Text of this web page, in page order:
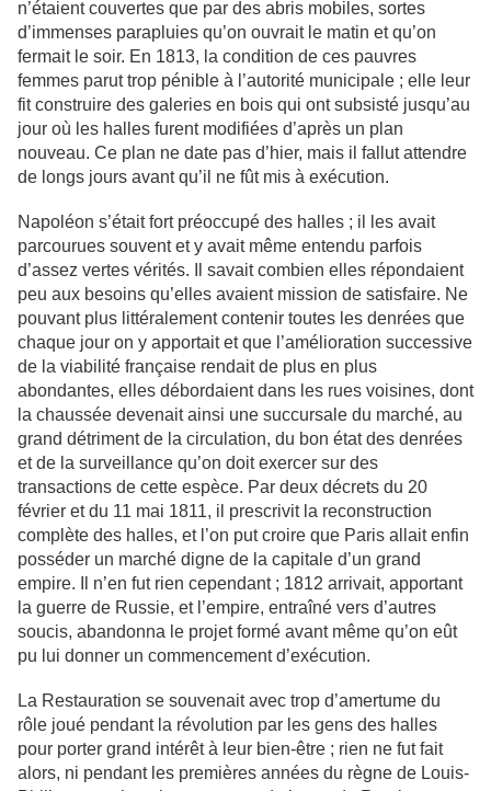
n’étaient couvertes que par des abris mobiles, sortes
d’immenses parapluies qu’on ouvrait le matin et qu’on
fermait le soir. En 1813, la condition de ces pauvres
femmes parut trop pénible à l’autorité municipale ; elle leur
fit construire des galeries en bois qui ont subsisté jusqu’au
jour où les halles furent modifiées d’après un plan
nouveau. Ce plan ne date pas d’hier, mais il fallut attendre
de longs jours avant qu’il ne fût mis à exécution.
Napoléon s’était fort préoccupé des halles ; il les avait
parcourues souvent et y avait même entendu parfois
d’assez vertes vérités. Il savait combien elles répondaient
peu aux besoins qu’elles avaient mission de satisfaire. Ne
pouvant plus littéralement contenir toutes les denrées que
chaque jour on y apportait et que l’amélioration successive
de la viabilité française rendait de plus en plus
abondantes, elles débordaient dans les rues voisines, dont
la chaussée devenait ainsi une succursale du marché, au
grand détriment de la circulation, du bon état des denrées
et de la surveillance qu’on doit exercer sur des
transactions de cette espèce. Par deux décrets du 20
février et du 11 mai 1811, il prescrivit la reconstruction
complète des halles, et l’on put croire que Paris allait enfin
posséder un marché digne de la capitale d’un grand
empire. Il n’en fut rien cependant ; 1812 arrivait, apportant
la guerre de Russie, et l’empire, entraîné vers d’autres
soucis, abandonna le projet formé avant même qu’on eût
pu lui donner un commencement d’exécution.
La Restauration se souvenait avec trop d’amertume du
rôle joué pendant la révolution par les gens des halles
pour porter grand intérêt à leur bien-être ; rien ne fut fait
alors, ni pendant les premières années du règne de Louis-